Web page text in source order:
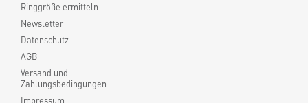
Ringgröße ermitteln
Newsletter
Datenschutz
AGB
Versand und
Zahlungsbedingungen
Impressum